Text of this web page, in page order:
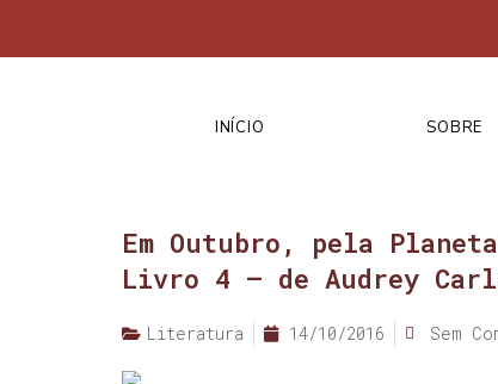
INÍCIO SOBRE
Em Outubro, pela
Livro 4 – de Audrey
Literatura 14/10/2016 Sem